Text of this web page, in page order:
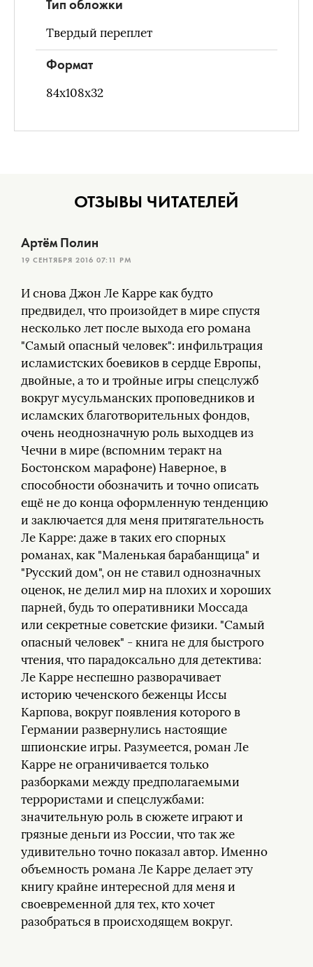
Тип обложки
Твердый переплет
Формат
84х108х32
ОТЗЫВЫ ЧИТАТЕЛЕЙ
И снова Джон Ле Карре как будто
предвидел, что произойдет в мире спустя
несколько лет после выхода его романа
"Самый опасный человек": инфильтрация
исламистских боевиков в сердце Европы,
двойные, а то и тройные игры спецслужб
вокруг мусульманских проповедников и
исламских благотворительных фондов,
очень неоднозначную роль выходцев из
Чечни в мире (вспомним теракт на
Бостонском марафоне) Наверное, в
способности обозначить и точно описать
ещё не до конца оформленную тенденцию
и заключается для меня притягательность
Ле Карре: даже в таких его спорных
романах, как "Маленькая барабанщица" и
"Русский дом", он не ставил однозначных
оценок, не делил мир на плохих и хороших
парней, будь то оперативники Моссада
или секретные советские физики. "Самый
опасный человек" - книга не для быстрого
чтения, что парадоксально для детектива:
Ле Карре неспешно разворачивает
историю чеченского беженцы Иссы
Карпова, вокруг появления которого в
Германии развернулись настоящие
шпионские игры. Разумеется, роман Ле
Карре не ограничивается только
разборками между предполагаемыми
террористами и спецслужбами:
значительную роль в сюжете играют и
грязные деньги из России, что так же
удивительно точно показал автор. Именно
объемность романа Ле Карре делает эту
книгу крайне интересной для меня и
своевременной для тех, кто хочет
разобраться в происходящем вокруг.
Артём Полин
19 СЕНТЯБРЯ 2016 07:11 PM